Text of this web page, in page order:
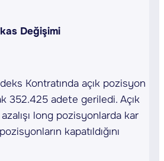
Değişimi
Kontratında açık pozisyon
352.425 adete geriledi. Açık
azalışı long pozisyonlarda kar
kapatıldığını